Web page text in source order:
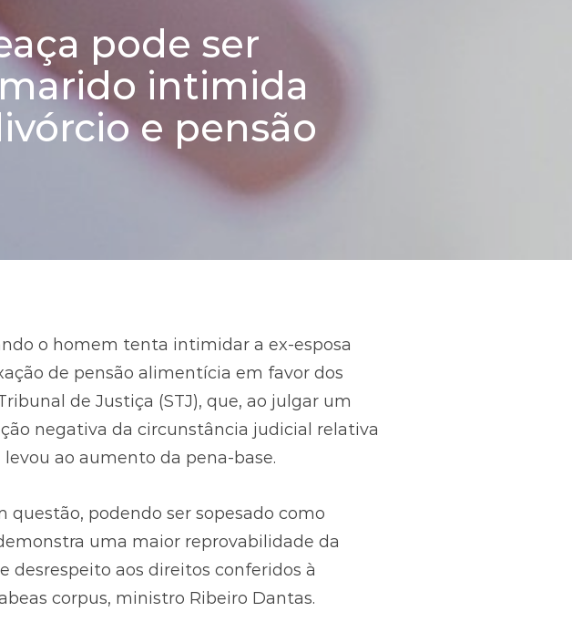
pode ser
intimida
e pensão
o homem tenta intimidar a ex-esposa
de pensão alimentícia em favor dos
de Justiça (STJ), que, ao julgar um
negativa da circunstância judicial relativa
ao aumento da pena-base.
podendo ser sopesado como
uma maior reprovabilidade da
aos direitos conferidos à
corpus, ministro Ribeiro Dantas.